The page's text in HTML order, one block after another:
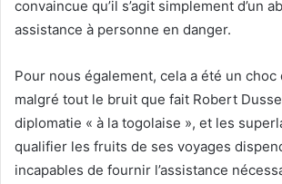
convaincue qu’il s’agit simplement d’un
assistance à personne en danger.
Pour nous également, cela a été un choc
malgré tout le bruit que fait Robert
diplomatie « à la togolaise », et les
qualifier les fruits de ses voyages
incapables de fournir l’assistance